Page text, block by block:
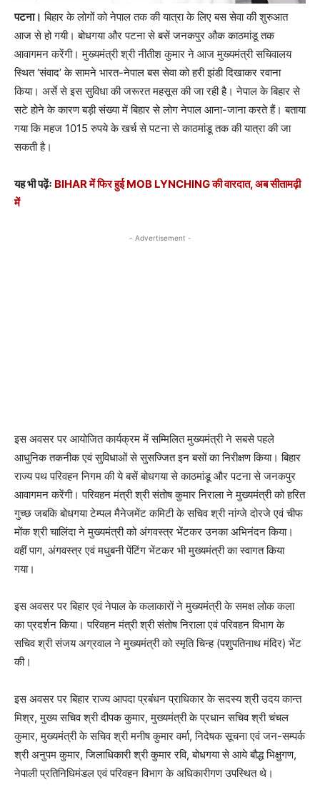
पटना। बिहार के लोगों को नेपाल तक की यात्रा के लिए बस सेवा की शुरुआत
आज से हो गयी। बोधगया और पटना से बसें जनकपुर औक काठमांडू तक
आवागमन करेंगी। मुख्यमंत्री श्री नीतीश कुमार ने आज मुख्यमंत्री सचिवालय
स्थित ‘संवाद’ के सामने भारत-नेपाल बस सेवा को हरी झंडी दिखाकर रवाना
किया। अर्से से इस सुविधा की जरूरत महसूस की जा रही है। नेपाल के बिहार से
सटे होने के कारण बड़ी संख्या में बिहार से लोग नेपाल आना-जाना करते हैं। बताया
गया कि महज 1015 रुपये के खर्च से पटना से काठमांडू तक की यात्रा की जा
सकती है।
यह भी पढ़ेंः BIHAR में फिर हुई MOB LYNCHING की वारदात, अब सीतामढ़ी
में
- Advertisement -
इस अवसर पर आयोजित कार्यक्रम में सम्मिलित मुख्यमंत्री ने सबसे पहले
आधुनिक तकनीक एवं सुविधाओं से सुसज्जित इन बसों का निरीक्षण किया। बिहार
राज्य पथ परिवहन निगम की ये बसें बोधगया से काठमांडू और पटना से जनकपुर
आवागमन करेंगी। परिवहन मंत्री श्री संतोष कुमार निराला ने मुख्यमंत्री को हरित
गुच्छ जबकि बोधगया टेम्पल मैनेजमेंट कमिटी के सचिव श्री नांग्जे दोरजे एवं चीफ
मोंक श्री चालिंदा ने मुख्यमंत्री को अंगवस्त्र भेंटकर उनका अभिनंदन किया।
वहीं पाग, अंगवस्त्र एवं मधुबनी पेंटिंग भेंटकर भी मुख्यमंत्री का स्वागत किया
गया।
इस अवसर पर बिहार एवं नेपाल के कलाकारों ने मुख्यमंत्री के समक्ष लोक कला
का प्रदर्शन किया। परिवहन मंत्री श्री संतोष निराला एवं परिवहन विभाग के
सचिव श्री संजय अग्रवाल ने मुख्यमंत्री को स्मृति चिन्ह (पशुपतिनाथ मंदिर) भेंट
की।
इस अवसर पर बिहार राज्य आपदा प्रबंधन प्राधिकार के सदस्य श्री उदय कान्त
मिश्र, मुख्य सचिव श्री दीपक कुमार, मुख्यमंत्री के प्रधान सचिव श्री चंचल
कुमार, मुख्यमंत्री के सचिव श्री मनीष कुमार वर्मा, निदेषक सूचना एवं जन-सम्पर्क
श्री अनुपम कुमार, जिलाधिकारी श्री कुमार रवि, बोधगया से आये बौद्ध भिक्षुगण,
नेपाली प्रतिनिधिमंडल एवं परिवहन विभाग के अधिकारीगण उपस्थित थे।